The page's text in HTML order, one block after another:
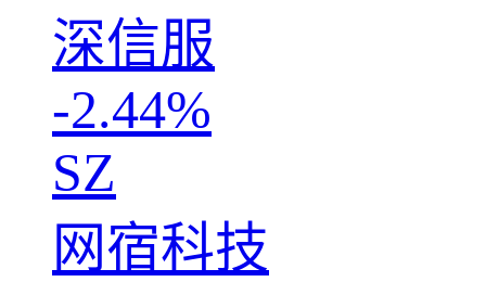
深信服
-2.44%
SZ
网宿科技